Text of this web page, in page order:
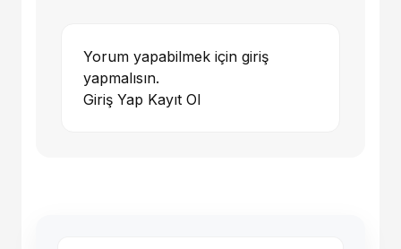
Yorum yapabilmek için giriş
yapmalısın.
Giriş Yap Kayıt Ol